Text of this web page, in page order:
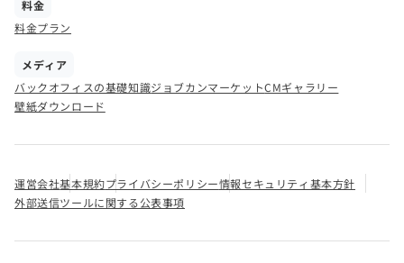
料金
料金プラン
メディア
バックオフィスの基礎知識ジョブカンマーケットCMギャラリー
壁紙ダウンロード
運営会社基本規約プライバシーポリシー情報セキュリティ基本方針
外部送信ツールに関する公表事項